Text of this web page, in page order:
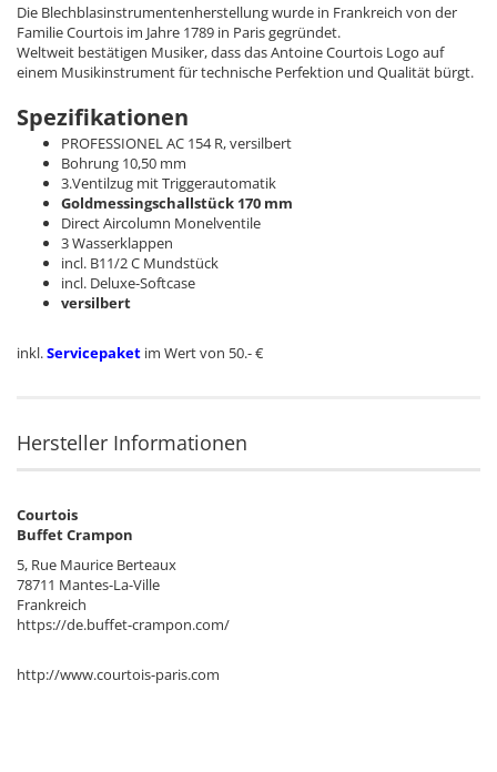
Die Blechblasinstrumentenherstellung wurde in Frankreich von der
Familie Courtois im Jahre 1789 in Paris gegründet.
Weltweit bestätigen Musiker, dass das Antoine Courtois Logo auf
einem Musikinstrument für technische Perfektion und Qualität bürgt.
Spezifikationen
PROFESSIONEL AC 154 R, versilbert
Bohrung 10,50 mm
3.Ventilzug mit Triggerautomatik
Goldmessingschallstück 170 mm
Direct Aircolumn Monelventile
3 Wasserklappen
incl. B11/2 C Mundstück
incl. Deluxe-Softcase
versilbert
inkl.Servicepaket im Wert von 50.- €
Hersteller Informationen
Courtois
Buffet Crampon
5, Rue Maurice Berteaux
78711 Mantes-La-Ville
Frankreich
https://de.buffet-crampon.com/
http://www.courtois-paris.com